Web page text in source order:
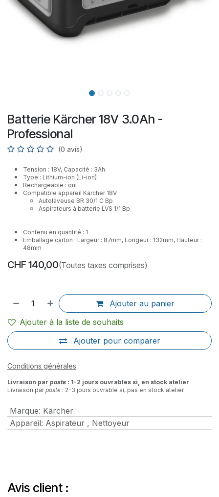
Batterie Kärcher 18V 3.0Ah -
Professional
(0 avis)
Tension : 18V, Capacité : 3Ah
Type : Lithium-ion (Li-ion)
Rechargeable : oui
Compatible appareil Kärcher 18V :
Autolaveuse BR 30/1 C Bp
Aspirateurs à batterie LVS 1/1 Bp
Contenu en quantité : 1
Emballage carton : Largeur : 87mm, Longeur : 132mm, Hauteur :
48mm
CHF 140,00(Toutes taxes comprises)
Ajouter au panier
Ajouter pour comparer
Ajouter à la liste de souhaits
Conditions générales
Livraison par poste : 1-2 jours ouvrables si, en stock atelier
Livraison parposte : 2-3 jours ouvrable si, pas en stock atelier
Marque: Kärcher
Appareil: Aspirateur, Nettoyeur
Avis client :